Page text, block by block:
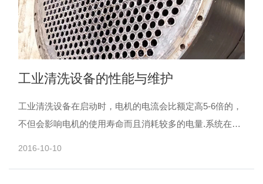
工业清洗设备的性能与维护
工业清洗设备在启动时，电机的电流会比额定高5-6倍的，
不但会影响电机的使用寿命而且消耗较多的电量.系统在设
2016-10-10